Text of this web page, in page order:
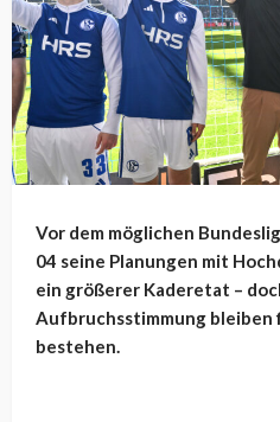
Vor dem möglichen
04 seine Planungen mit
ein größerer Kaderetat –
Aufbruchsstimmung bleiben
bestehen.